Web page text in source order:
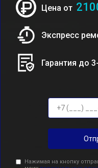
Цена от
Экспресс
Гарантия до
Нажимая на кнопку